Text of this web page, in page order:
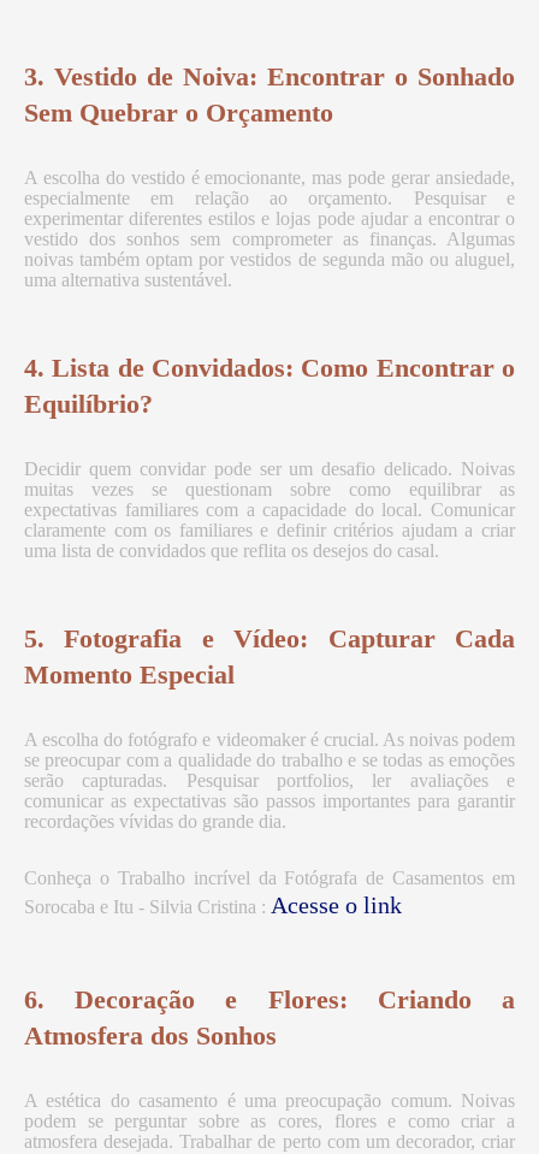
3. Vestido de Noiva: Encontrar o Sonhado
Sem Quebrar o Orçamento
A escolha do vestido é emocionante, mas pode gerar ansiedade,
especialmente em relação ao orçamento. Pesquisar e
experimentar diferentes estilos e lojas pode ajudar a encontrar o
vestido dos sonhos sem comprometer as finanças. Algumas
noivas também optam por vestidos de segunda mão ou aluguel,
uma alternativa sustentável.
4. Lista de Convidados: Como Encontrar o
Equilíbrio?
Decidir quem convidar pode ser um desafio delicado. Noivas
muitas vezes se questionam sobre como equilibrar as
expectativas familiares com a capacidade do local. Comunicar
claramente com os familiares e definir critérios ajudam a criar
uma lista de convidados que reflita os desejos do casal.
5. Fotografia e Vídeo: Capturar Cada
Momento Especial
A escolha do fotógrafo e videomaker é crucial. As noivas podem
se preocupar com a qualidade do trabalho e se todas as emoções
serão capturadas. Pesquisar portfolios, ler avaliações e
comunicar as expectativas são passos importantes para garantir
recordações vívidas do grande dia.
Conheça o Trabalho incrível da Fotógrafa de Casamentos em
Sorocaba e Itu - Silvia Cristina : Acesse o link
6. Decoração e Flores: Criando a
Atmosfera dos Sonhos
A estética do casamento é uma preocupação comum. Noivas
podem se perguntar sobre as cores, flores e como criar a
atmosfera desejada. Trabalhar de perto com um decorador, criar